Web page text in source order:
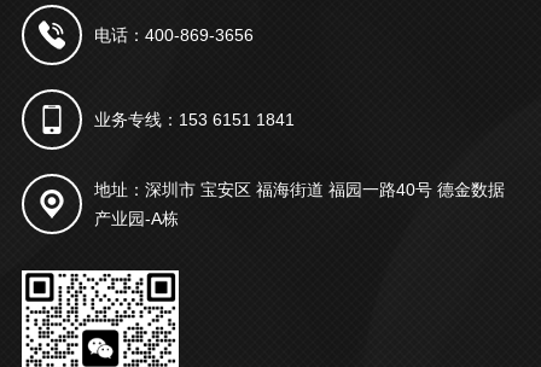
电话：400-869-3656
业务专线：153 6151 1841
地址：深圳市 宝安区 福海街道 福园一路40号 德金数据
产业园-A栋